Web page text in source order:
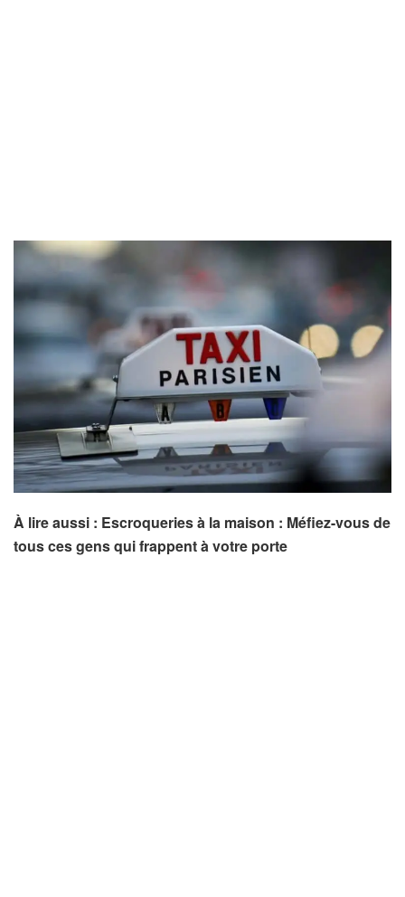
À lire aussi : Escroqueries à la maison : Méfiez-vous de
tous ces gens qui frappent à votre porte